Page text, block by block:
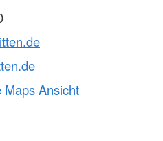
Maps Ansicht